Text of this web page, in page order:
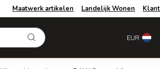
Maatwerk artikelen Landelijk Wonen
EUR